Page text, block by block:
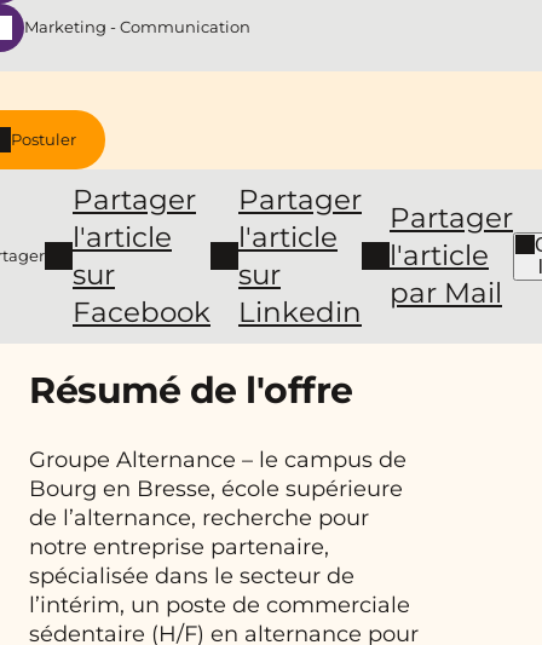
Postuler
Partager
l'article
sur
Facebook
Partager
l'article
sur
Linkedin
Partager
l'article
par Mail
Marketing - Communication
Résumé de l'offre
Groupe Alternance – le campus de
Bourg en Bresse, école supérieure
de l’alternance, recherche pour
notre entreprise partenaire,
spécialisée dans le secteur de
l’intérim, un poste de commerciale
sédentaire (H/F) en alternance pour